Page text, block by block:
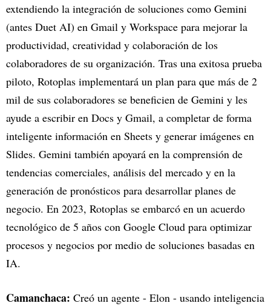
extendiendo la integración de soluciones como Gemini
(antes Duet AI) en Gmail y Workspace para mejorar la
productividad, creatividad y colaboración de los
colaboradores de su organización. Tras una exitosa prueba
piloto, Rotoplas implementará un plan para que más de 2
mil de sus colaboradores se beneficien de Gemini y les
ayude a escribir en Docs y Gmail, a completar de forma
inteligente información en Sheets y generar imágenes en
Slides. Gemini también apoyará en la comprensión de
tendencias comerciales, análisis del mercado y en la
generación de pronósticos para desarrollar planes de
negocio. En 2023, Rotoplas se embarcó en un acuerdo
tecnológico de 5 años con Google Cloud para optimizar
procesos y negocios por medio de soluciones basadas en
IA.
Camanchaca: Creó un agente - Elon - usando inteligencia